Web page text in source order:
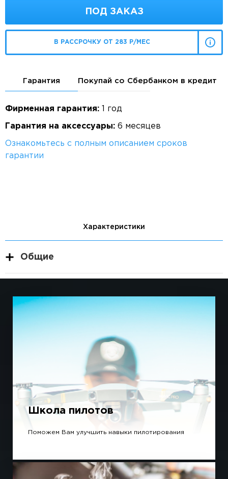
ПОД ЗАКАЗ
В РАССРОЧКУ ОТ 283 Р/МЕС
Гарантия Покупай со Сбербанком в кредит
Фирменная гарантия: 1 год
Гарантия на аксессуары: 6 месяцев
Ознакомьтесь с полным описанием сроков
гарантии
Характеристики
Общие
Школа пилотов
Поможем Вам улучшить навыки пилотирования